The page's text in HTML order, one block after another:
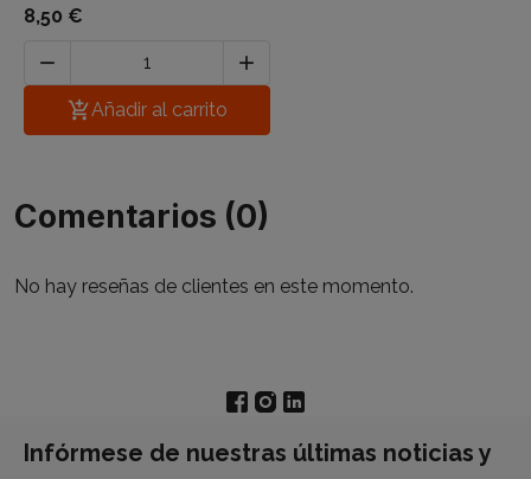
8,50 €


Añadir al carrito
Comentarios (0)
No hay reseñas de clientes en este momento.
Infórmese de nuestras últimas noticias y